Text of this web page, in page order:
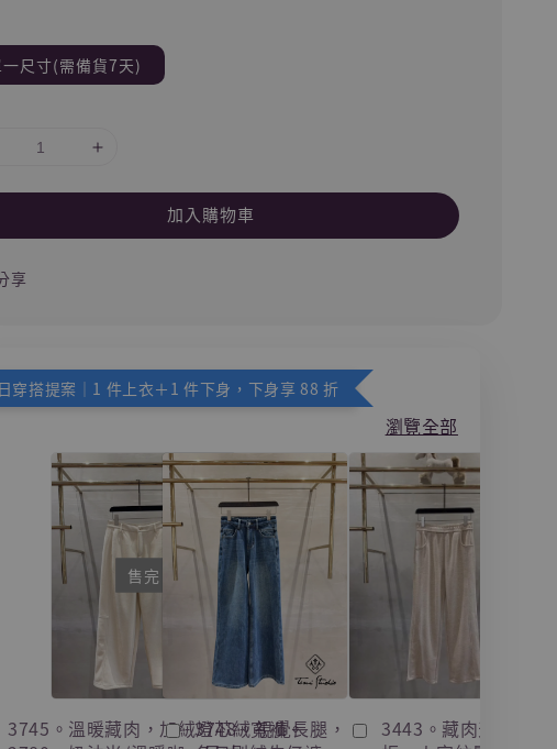
一尺寸(需備貨7天)
加入購物車
享
穿搭提案｜1 件上衣＋1 件下身，下身享 88 折
瀏覽全部
售完
3745。溫暖藏肉，加絨燈芯絨寬褲。
3748。視覺長腿，
3443。藏肉天花